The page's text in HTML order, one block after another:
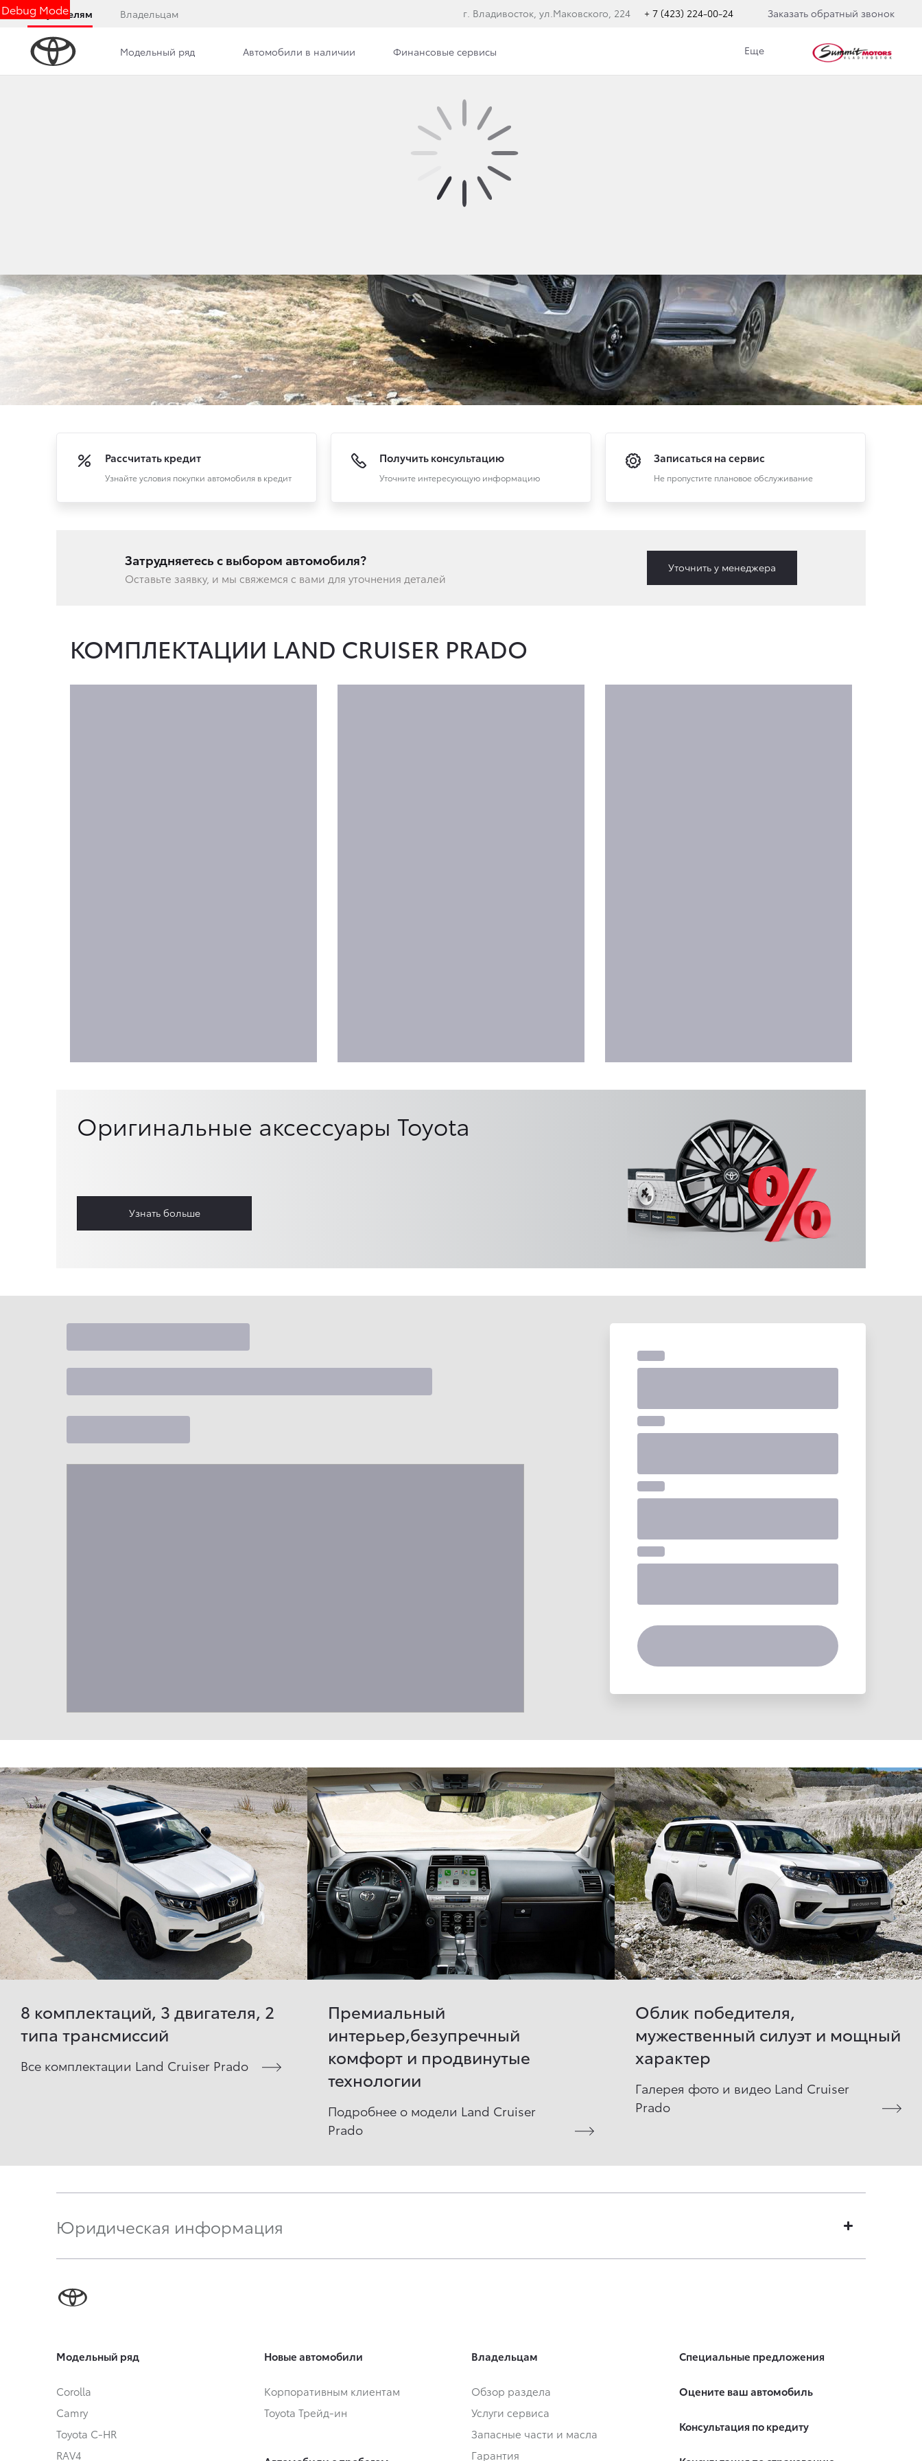
Debug Mode
Покупателям Владельцам г. Владивосток, ул.Маковского, 224 + 7 (423) 224-00-24 Заказать обратный звонок
Модельный ряд Автомобили в наличии Финансовые сервисы Еще
Рассчитать кредит
Узнайте условия покупки автомобиля в кредит
Получить консультацию
Уточните интересующую информацию
Записаться на сервис
Не пропустите плановое обслуживание
Затрудняетесь с выбором автомобиля?
Оставьте заявку, и мы свяжемся с вами для уточнения деталей
Уточнить у менеджера
КОМПЛЕКТАЦИИ LAND CRUISER PRADO
Оригинальные аксессуары Toyota
Узнать больше
8 комплектаций, 3 двигателя, 2
типа трансмиссий
Все комплектации Land Cruiser Prado
Премиальный
интерьер,безупречный
комфорт и продвинутые
технологии
Подробнее о модели Land Cruiser
Prado
Облик победителя,
мужественный силуэт и мощный
характер
Галерея фото и видео Land Cruiser
Prado
Юридическая информация
Модельный ряд
Corolla
Camry
Toyota C-HR
RAV4
Новые автомобили
Корпоративным клиентам
Toyota Трейд-ин
Владельцам
Обзор раздела
Услуги сервиса
Запасные части и масла
Гарантия
Специальные предложения
Оцените ваш автомобиль
Консультация по кредиту